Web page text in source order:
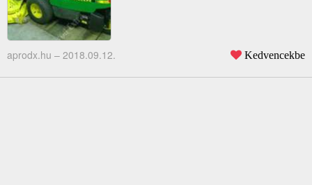
aprodx.hu – 2018.09.12. Kedvencekbe